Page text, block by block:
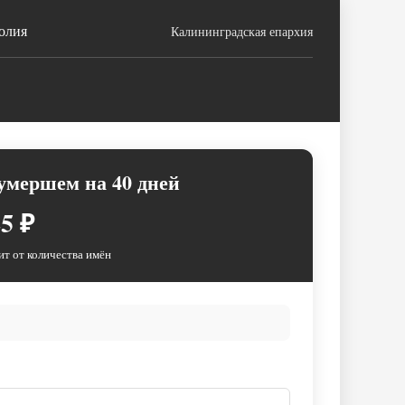
Калининградская епархия
на 40 дней
₽
от количества имён